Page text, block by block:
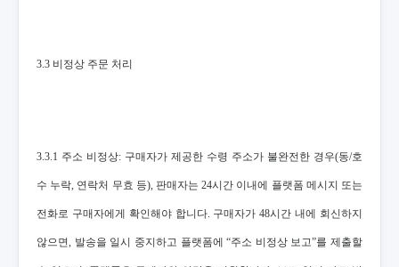
3.3 비정상 주문 처리
3.3.1 주소 비정상: 구매자가 제공한 수령 주소가 불완전한 경우(동/호
수 누락, 연락처 무효 등), 판매자는 24시간 이내에 플랫폼 메시지 또는
전화로 구매자에게 확인해야 합니다. 구매자가 48시간 내에 회신하지
않으면, 발송을 일시 중지하고 플랫폼에 “주소 비정상 보고”를 제출할